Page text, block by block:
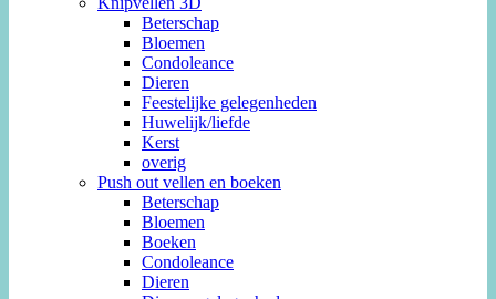
Beterschap
Bloemen
Condoleance
Dieren
Feestelijke gelegenheden
Huwelijk/liefde
Kerst
overig
Push out vellen en boeken
Beterschap
Bloemen
Boeken
Condoleance
Dieren